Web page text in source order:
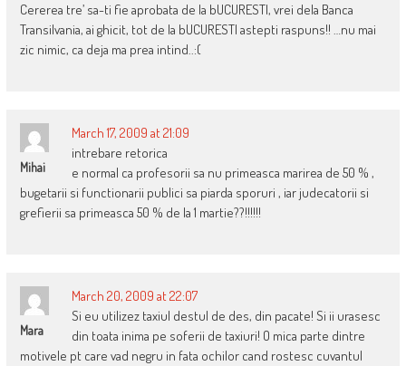
Cererea tre’ sa-ti fie aprobata de la bUCURESTI, vrei dela Banca
Transilvania, ai ghicit, tot de la bUCURESTI astepti raspuns!! …nu mai
zic nimic, ca deja ma prea intind..:(
Mihai
March 17, 2009 at 21:09
intrebare retorica
e normal ca profesorii sa nu primeasca marirea de 50 % ,
bugetarii si functionarii publici sa piarda sporuri , iar judecatorii si
grefierii sa primeasca 50 % de la 1 martie??!!!!!!
Mara
March 20, 2009 at 22:07
Si eu utilizez taxiul destul de des, din pacate! Si ii urasesc
din toata inima pe soferii de taxiuri! O mica parte dintre
motivele pt care vad negru in fata ochilor cand rostesc cuvantul